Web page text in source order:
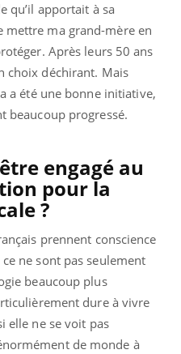
qu’il apportait à sa
mettre ma grand-mère en
Après leurs 50 ans
choix déchirant. Mais
a été une bonne initiative,
beaucoup progressé.
engagé au
pour la
?
prennent conscience
ne sont pas seulement
beaucoup plus
dure à vivre
elle ne se voit pas
de monde à